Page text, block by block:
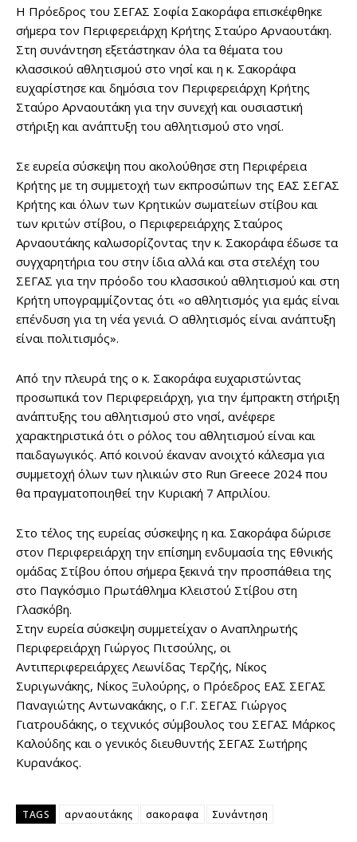
Η Πρόεδρος του ΣΕΓΑΣ Σοφία Σακοράφα επισκέφθηκε
σήμερα τον Περιφερειάρχη Κρήτης Σταύρο Αρναουτάκη.
Στη συνάντηση εξετάστηκαν όλα τα θέματα του
κλασσικού αθλητισμού στο νησί και η κ. Σακοράφα
ευχαρίστησε και δημόσια τον Περιφερειάρχη Κρήτης
Σταύρο Αρναουτάκη για την συνεχή και ουσιαστική
στήριξη και ανάπτυξη του αθλητισμού στο νησί.
Σε ευρεία σύσκεψη που ακολούθησε στη Περιφέρεια
Κρήτης με τη συμμετοχή των εκπροσώπων της ΕΑΣ ΣΕΓΑΣ
Κρήτης και όλων των Κρητικών σωματείων στίβου και
των κριτών στίβου, ο Περιφερειάρχης Σταύρος
Αρναουτάκης καλωσορίζοντας την κ. Σακοράφα έδωσε τα
συγχαρητήρια του στην ίδια αλλά και στα στελέχη του
ΣΕΓΑΣ για την πρόοδο του κλασσικού αθλητισμού και στη
Κρήτη υπογραμμίζοντας ότι «ο αθλητισμός για εμάς είναι
επένδυση για τη νέα γενιά. Ο αθλητισμός είναι ανάπτυξη
είναι πολιτισμός».
Από την πλευρά της ο κ. Σακοράφα ευχαριστώντας
προσωπικά τον Περιφερειάρχη, για την έμπρακτη στήριξη
ανάπτυξης του αθλητισμού στο νησί, ανέφερε
χαρακτηριστικά ότι ο ρόλος του αθλητισμού είναι και
παιδαγωγικός. Από κοινού έκαναν ανοιχτό κάλεσμα για
συμμετοχή όλων των ηλικιών στο Run Greece 2024 που
θα πραγματοποιηθεί την Κυριακή 7 Απριλίου.
Στο τέλος της ευρείας σύσκεψης η κα. Σακοράφα δώρισε
στον Περιφερειάρχη την επίσημη ενδυμασία της Εθνικής
ομάδας Στίβου όπου σήμερα ξεκινά την προσπάθεια της
στο Παγκόσμιο Πρωτάθλημα Κλειστού Στίβου στη
Γλασκόβη.
Στην ευρεία σύσκεψη συμμετείχαν ο Αναπληρωτής
Περιφερειάρχη Γιώργος Πιτσούλης, οι
Αντιπεριφερειάρχες Λεωνίδας Τερζής, Νίκος
Συριγωνάκης, Νίκος Ξυλούρης, ο Πρόεδρος ΕΑΣ ΣΕΓΑΣ
Παναγιώτης Αντωνακάκης, ο Γ.Γ. ΣΕΓΑΣ Γιώργος
Γιατρουδάκης, ο τεχνικός σύμβουλος του ΣΕΓΑΣ Μάρκος
Καλούδης και ο γενικός διευθυντής ΣΕΓΑΣ Σωτήρης
Κυρανάκος.
TAGS αρναουτάκης σακοραφα Συνάντηση